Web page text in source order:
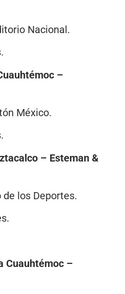
Nacional.
–
México.
– Esteman &
los Deportes.
Cuauhtémoc –